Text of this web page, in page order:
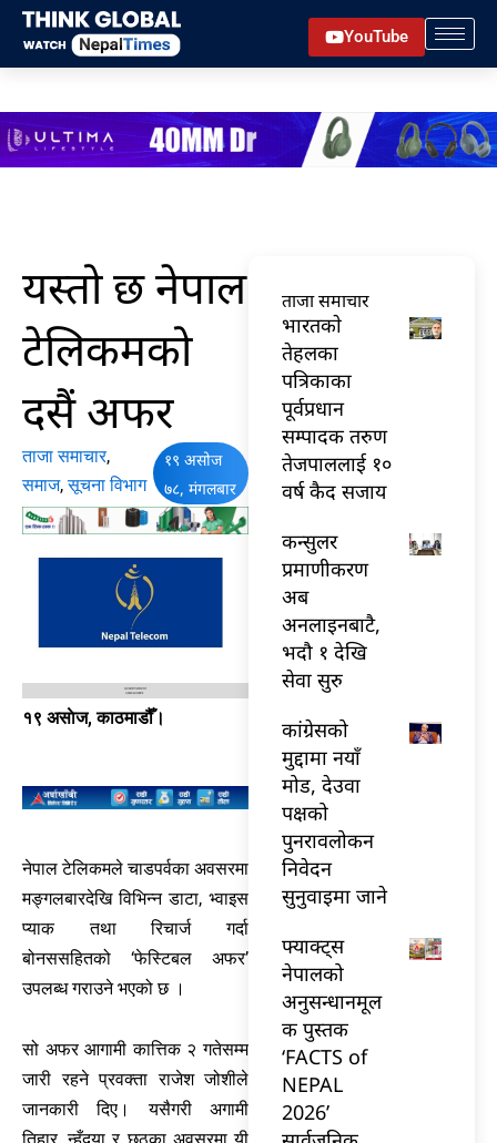
Skip
content
YouTube
यस्तो छ नेपाल
टेलिकमको
दसैं अफर
ताजा समाचार,
समाज,सूचना विभाग
१९ असोज
७८, मंगलबार
१९ असाेज, काठमाडौँ।
नेपाल टेलिकमले चाडपर्वका अवसरमा
मङ्गलबारदेखि विभिन्न डाटा, भ्वाइस
प्याक तथा रिचार्ज गर्दा
बोनससहितको ‘फेस्टिबल अफर’
उपलब्ध गराउने भएको छ ।
सो अफर आगामी कात्तिक २ गतेसम्म
जारी रहने प्रवक्ता राजेश जोशीले
जानकारी दिए। यसैगरी अगामी
तिहार, न्हुँदया र छठका अवसरमा यी
ताजा समाचार
भारतकाे
तेहलका
पत्रिकाका
पूर्वप्रधान
सम्पादक तरुण
तेजपाललाई १०
वर्ष कैद सजाय
कन्सुलर
प्रमाणीकरण
अब
अनलाइनबाटै,
भदौ १ देखि
सेवा सुरु
कांग्रेसको
मुद्दामा नयाँ
मोड, देउवा
पक्षको
पुनरावलोकन
निवेदन
सुनुवाइमा जाने
फ्याक्ट्स
नेपालको
अनुसन्धानमूल
क पुस्तक
‘FACTS of
NEPAL
2026’